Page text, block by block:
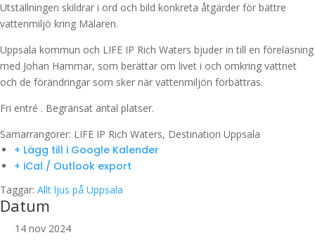
Utställningen skildrar i ord och bild konkreta åtgärder för bättre
vattenmiljö kring Mälaren.
Uppsala kommun och LIFE IP Rich Waters bjuder in till en föreläsning
med Johan Hammar, som berättar om livet i och omkring vattnet
och de förändringar som sker när vattenmiljön förbättras.
Fri entré . Begränsat antal platser.
Samarrangörer: LIFE IP Rich Waters, Destination Uppsala
+ Lägg till i Google Kalender
+ iCal / Outlook export
Taggar: Allt ljus på Uppsala
Datum
14 nov 2024